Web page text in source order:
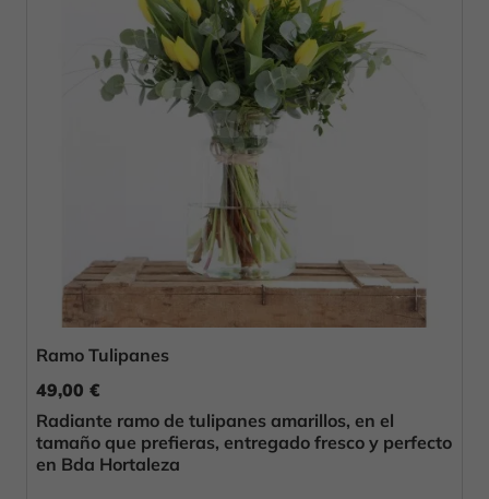
Ramo Tulipanes
49,00 €
Radiante ramo de tulipanes amarillos, en el
tamaño que prefieras, entregado fresco y perfecto
en Bda Hortaleza